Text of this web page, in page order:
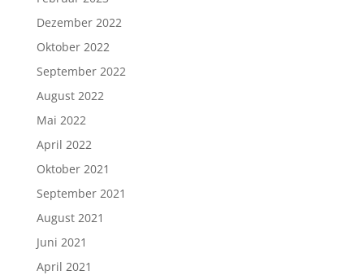
Dezember 2022
Oktober 2022
September 2022
August 2022
Mai 2022
April 2022
Oktober 2021
September 2021
August 2021
Juni 2021
April 2021